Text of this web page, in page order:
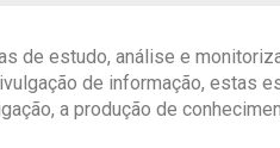
de estudo, análise e
de informação, estas
a produção de